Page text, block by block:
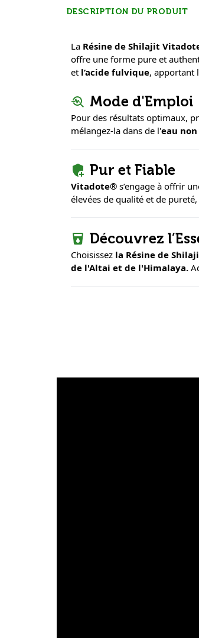
DESCRIPTION DU PRODUIT
La Résine de Shilajit
offre une forme pure et
et l’acide fulvique, apportant
Mode d'Emploi
Pour des résultats optimaux,
mélangez-la dans de l'eau
Pur et Fiable
Vitadote® s’engage à offrir
élevées de qualité et de
Découvrez
Choisissez la Résine de
de l'Altai et de l'Himalaya.